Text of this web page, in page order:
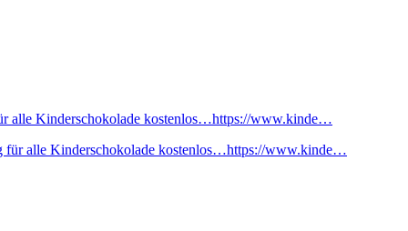
alle Kinderschokolade kostenlos…https://www.kinde…
für alle Kinderschokolade kostenlos…https://www.kinde…